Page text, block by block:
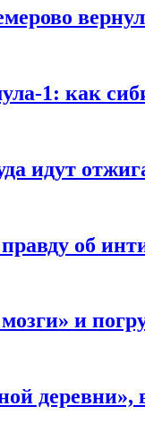
1: как
идут
об
и
деревни»,